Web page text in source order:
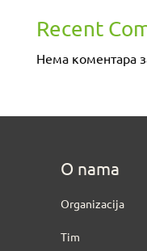
Recent
Нема коментара
O nama
Organizacija
Tim